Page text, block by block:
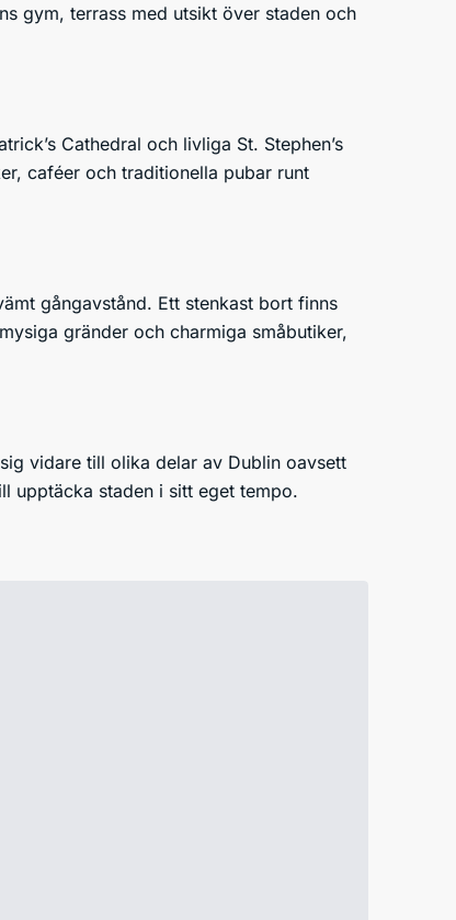
gym, terrass med utsikt över staden och
Cathedral och livliga St. Stephen’s
caféer och traditionella pubar runt
gångavstånd. Ett stenkast bort finns
gränder och charmiga småbutiker,
vidare till olika delar av Dublin oavsett
upptäcka staden i sitt eget tempo.